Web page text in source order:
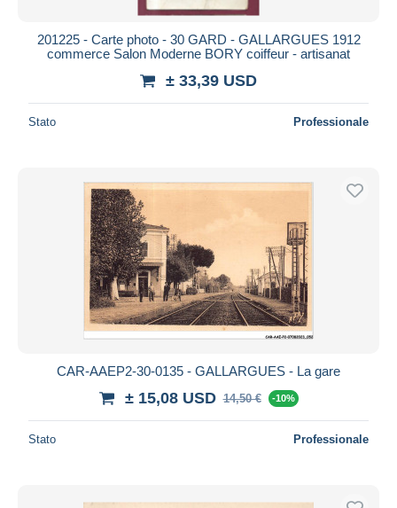
201225 - Carte photo - 30 GARD - GALLARGUES 1912
commerce Salon Moderne BORY coiffeur - artisanat
± 33,39 USD
Stato Professionale
CAR-AAEP2-30-0135 - GALLARGUES - La gare
± 15,08 USD 14,50 € -10%
Stato Professionale